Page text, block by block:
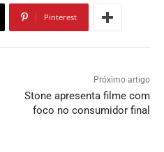
Pinterest
Próximo artigo
Stone apresenta filme com
foco no consumidor final